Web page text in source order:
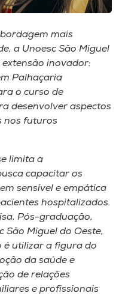
mais
a Unoesc São Miguel
inovador:
Palhaçaria
o curso de
desenvolver aspectos
nos futuros
limita a
capacitar os
sensível e empática
hospitalizados.
Pós-graduação,
São Miguel do Oeste,
é utilizar a figura do
da saúde e
de relações
e profissionais